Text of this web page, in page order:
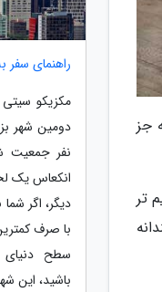
جز
تر
راهنمای
مکزیکو
نفر جمعیت
انکعاس یک
دیگر، اگر
با صرف
سطح دنیای
باشید، این